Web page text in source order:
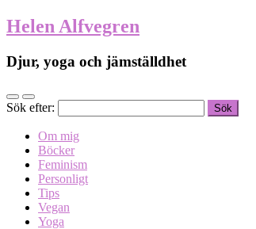
Helen Alfvegren
Djur, yoga och jämställdhet
Sök efter:
Om mig
Böcker
Feminism
Personligt
Tips
Vegan
Yoga